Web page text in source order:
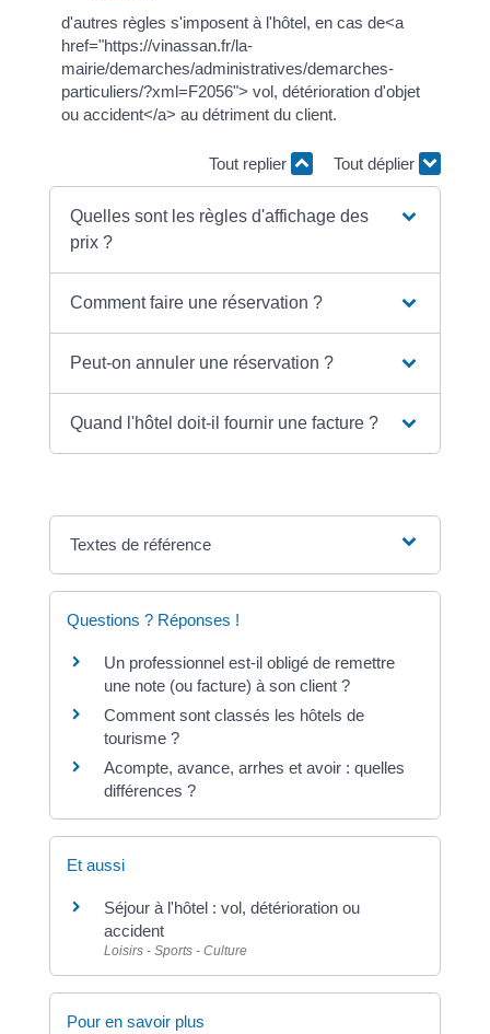
d'autres règles s'imposent à l'hôtel, en cas de<a
href="https://vinassan.fr/la-
mairie/demarches/administratives/demarches-
particuliers/?xml=F2056"> vol, détérioration d'objet
ou accident</a> au détriment du client.
Tout replier Tout déplier
Quelles sont les règles d'affichage des
prix ?
Comment faire une réservation ?
Peut-on annuler une réservation ?
Quand l'hôtel doit-il fournir une facture ?
Textes de référence
Questions ? Réponses !
Un professionnel est-il obligé de remettre
une note (ou facture) à son client ?
Comment sont classés les hôtels de
tourisme ?
Acompte, avance, arrhes et avoir : quelles
différences ?
Et aussi
Séjour à l'hôtel : vol, détérioration ou
accident
Loisirs - Sports - Culture
Pour en savoir plus